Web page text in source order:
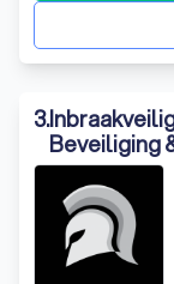
3.
Beveiliging